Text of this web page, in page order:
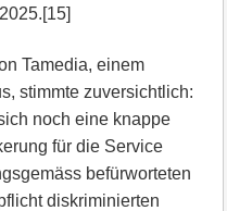
Tamedia, einem
stimmte zuversichtlich:
noch eine knappe
für die Service
befürworteten
diskriminierten